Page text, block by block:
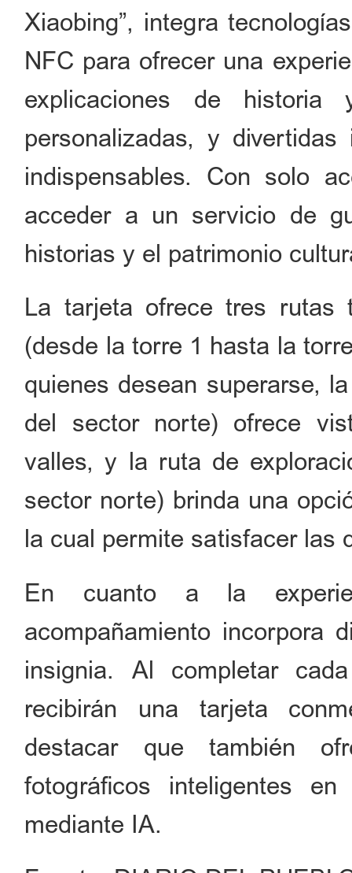
Xiaobing”, integra
NFC para ofrecer una
explicaciones de
personalizadas, y
indispensables. Con solo
acceder a un servicio de
historias y el patrimonio
La tarjeta ofrece tres rutas
(desde la torre 1 hasta la
quienes desean superarse,
del sector norte) ofrece
valles, y la ruta de
sector norte) brinda una
la cual permite satisfacer las
En cuanto a la
acompañamiento incorpora
insignia. Al completar
recibirán una tarjeta
destacar que también
fotográficos inteligentes
mediante IA.